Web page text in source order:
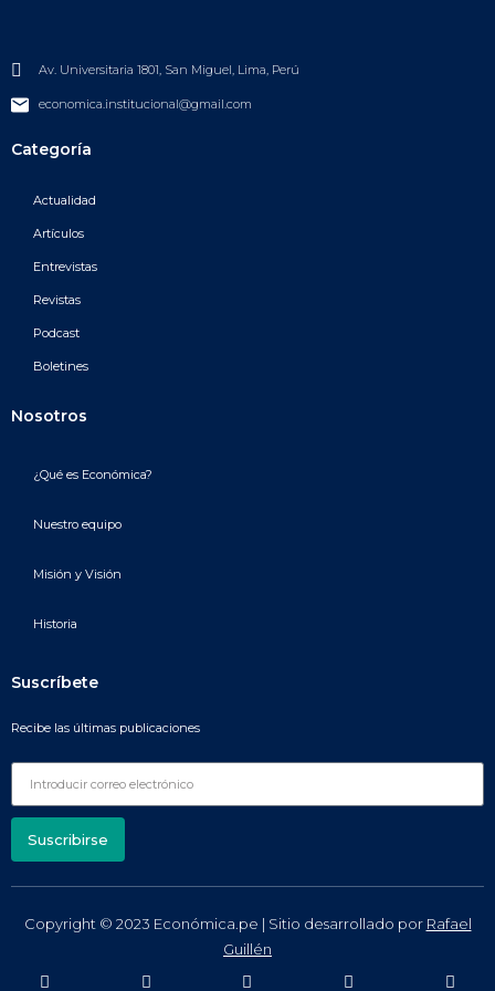
Av. Universitaria 1801, San Miguel, Lima, Perú
economica.institucional@gmail.com
Categoría
Actualidad
Artículos
Entrevistas
Revistas
Podcast
Boletines
Nosotros
¿Qué es Económica?
Nuestro equipo
Misión y Visión
Historia
Suscríbete
Recibe las últimas publicaciones
Suscribirse
Copyright © 2023 Económica.pe | Sitio desarrollado por Rafael
Guillén